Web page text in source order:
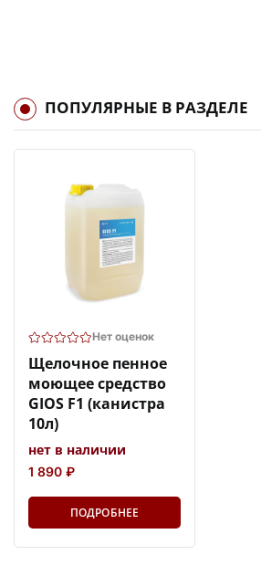
ПОПУЛЯРНЫЕ В РАЗДЕЛЕ
Нет оценок
Щелочное пенное
моющее средство
GIOS F1 (канистра
10л)
нет в наличии
1 890 ₽
ПОДРОБНЕЕ